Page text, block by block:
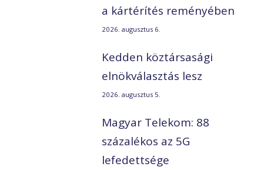
a kártérítés reményében
2026. augusztus 6.
Kedden köztársasági
elnökválasztás lesz
2026. augusztus 5.
Magyar Telekom: 88
százalékos az 5G
lefedettsége